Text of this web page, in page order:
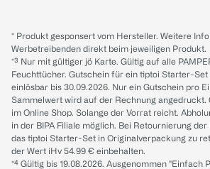
* Produkt gesponsert vom Hersteller. Weitere
Werbetreibenden direkt beim jeweiligen Produkt.
*³ Nur mit gültiger jö Karte. Gültig auf alle
Feuchttücher. Gutschein für ein tiptoi Starter-Set
einlösbar bis 30.09.2026. Nur ein Gutschein pro
Sammelwert wird auf der Rechnung angedruckt.
im Online Shop. Solange der Vorrat reicht.
in der BIPA Filiale möglich. Bei Retournierung
das tiptoi Starter-Set in Originalverpackung zu
der Wert iHv 54.99 € einbehalten.
*⁴ Gültig bis 19.08.2026. Ausgenommen "Einfach